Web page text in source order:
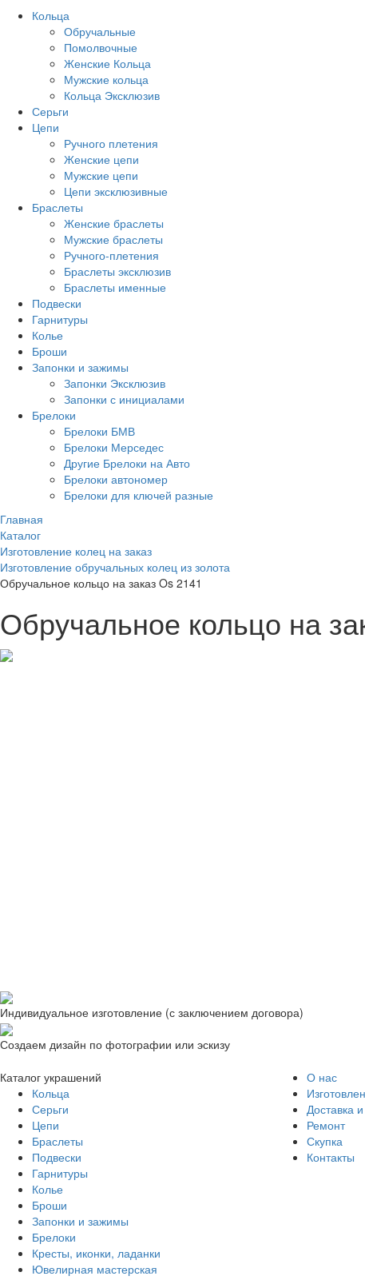
Кольца
Обручальные
Помолвочные
Женские Кольца
Мужские кольца
Кольца Эксклюзив
Серьги
Цепи
Ручного плетения
Женские цепи
Мужские цепи
Цепи эксклюзивные
Браслеты
Женские браслеты
Мужские браслеты
Ручного-плетения
Браслеты эксклюзив
Браслеты именные
Подвески
Гарнитуры
Колье
Броши
Запонки и зажимы
Запонки Эксклюзив
Запонки с инициалами
Брелоки
Брелоки БМВ
Брелоки Мерседес
Другие Брелоки на Авто
Брелоки автономер
Брелоки для ключей разные
Главная
Каталог
Изготовление колец на заказ
Изготовление обручальных колец из золота
Обручальное кольцо на заказ Os 2141
Обручальное кольцо на
Индивидуальное изготовление (с заключением договора)
Создаем дизайн по фотографии или эскизу
Каталог украшений
Кольца
Серьги
Цепи
Браслеты
Подвески
Гарнитуры
Колье
Броши
Запонки и зажимы
Брелоки
Кресты, иконки, ладанки
Ювелирная мастерская
О нас
Доставка
Ремонт
Скупка
Контакты